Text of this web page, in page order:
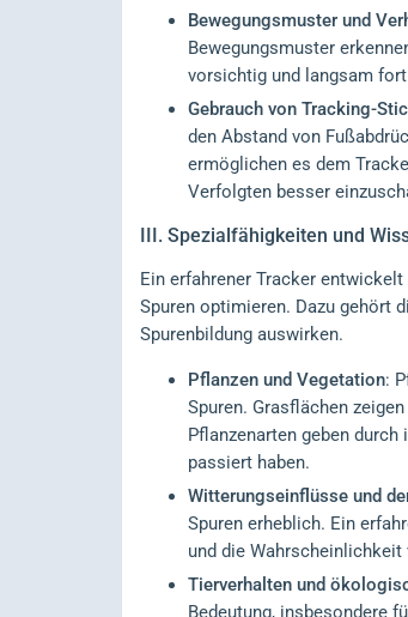
Bewegungsmuster und
Bewegungsmuster
vorsichtig und langsam
Gebrauch von Tracking-
den Abstand von
ermöglichen es dem
Verfolgten besser
III. Spezialfähigkeiten und
Ein erfahrener Tracker
Spuren optimieren. Dazu gehört
Spurenbildung auswirken.
Pflanzen und Vegetation:
Spuren. Grasflächen
Pflanzenarten geben
passiert haben.
Witterungseinflüsse und
Spuren erheblich. Ein
und die
Tierverhalten und
Bedeutung, insbesondere